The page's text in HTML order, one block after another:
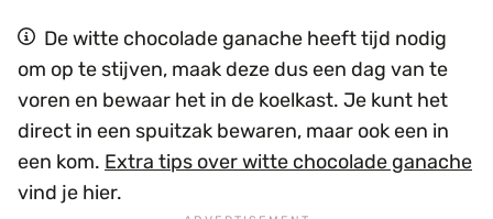
De witte chocolade ganache heeft tijd nodig
om op te stijven, maak deze dus een dag van te
voren en bewaar het in de koelkast. Je kunt het
direct in een spuitzak bewaren, maar ook een in
een kom. Extra tips over witte chocolade ganache
vind je hier.